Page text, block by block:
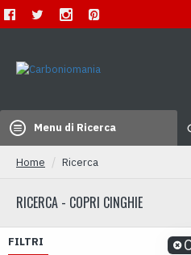
Menu di Ricerca
Home Ricerca
RICERCA - COPRI CINGHIE
FILTRI